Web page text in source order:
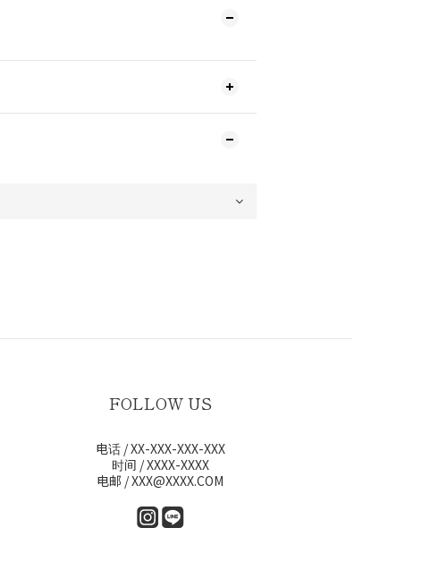
FOLLOW US
电话 / XX-XXX-XXX-XXX
时间 / XXXX-XXXX
电邮 / XXX@XXXX.COM